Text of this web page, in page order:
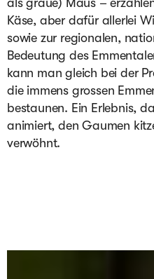
als graue) Maus –
Käse, aber dafür allerlei
sowie zur regionalen,
Bedeutung des
kann man gleich bei der
die immens grossen
bestaunen. Ein Erlebnis,
animiert, den Gaumen
verwöhnt.